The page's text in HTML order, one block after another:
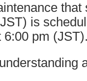
that
is
6:00 pm